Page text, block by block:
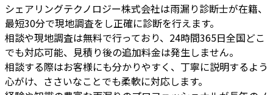
シェアリングテクノロジー株式会社は雨漏り診断士が在籍、
最短30分で現地調査をし正確に診断を行えます。
相談や現地調査は無料で行っており、24時間365日全国どこ
でも対応可能、見積り後の追加料金は発生しません。
相談する際はお客様にも分かりやすく、丁寧に説明するよう
心がけ、ささいなことでも柔軟に対応します。